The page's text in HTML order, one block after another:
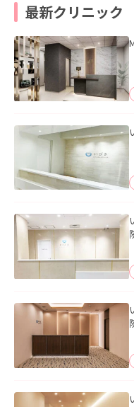
最新クリニック